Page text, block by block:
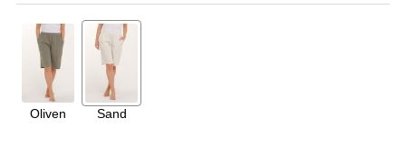
Oliven Sand